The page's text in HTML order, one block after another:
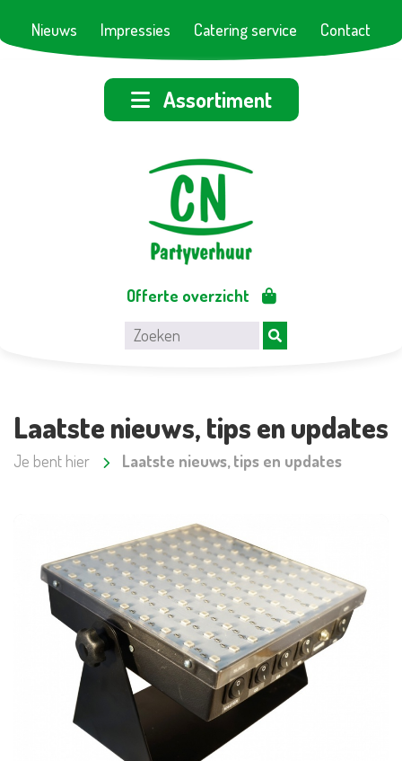
Nieuws Impressies Catering service Contact
Assortiment
Offerte overzicht
Laatste nieuws, tips en updates
Je bent hier Laatste nieuws, tips en updates